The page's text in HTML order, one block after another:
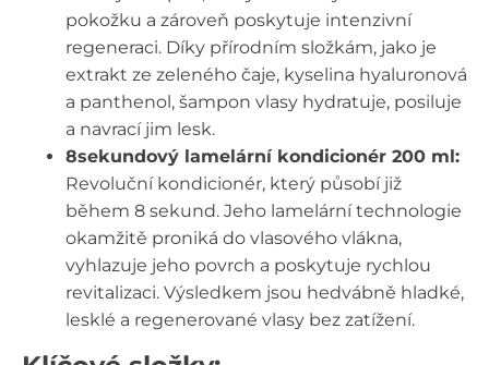
pokožku a zároveň poskytuje intenzivní
regeneraci. Díky přírodním složkám, jako je
extrakt ze zeleného čaje, kyselina hyaluronová
a panthenol, šampon vlasy hydratuje, posiluje
a navrací jim lesk.
8sekundový lamelární kondicionér 200 ml:
Revoluční kondicionér, který působí již
během 8 sekund. Jeho lamelární technologie
okamžitě proniká do vlasového vlákna,
vyhlazuje jeho povrch a poskytuje rychlou
revitalizaci. Výsledkem jsou hedvábně hladké,
lesklé a regenerované vlasy bez zatížení.